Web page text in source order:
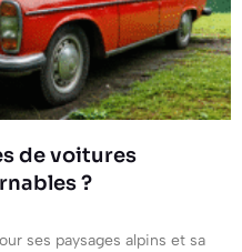
de voitures
?
ses paysages alpins et sa